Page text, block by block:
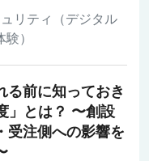
リティ（デジタル
）
る前に知っておき
」とは？ 〜創設
受注側への影響を